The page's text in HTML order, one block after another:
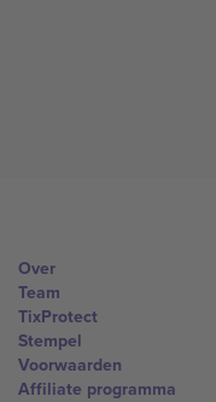
Over
Team
TixProtect
Stempel
Voorwaarden
Affiliate programma